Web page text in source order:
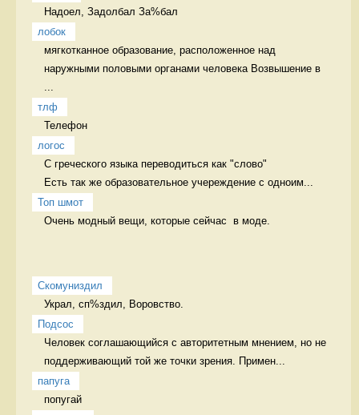
Надоел, Задолбал За%бал
лобок
мягкотканное образование, расположенное над
наружными половыми органами человека Возвышение в
тлф
Телефон
логос
С греческого языка переводиться как "слово"
Есть так же образовательное учереждение с одноим...
Топ шмот
Очень модный вещи, которые сейчас  в моде.
Скомуниздил
Украл, сп%здил, Воровство.
Подсос
Человек соглашающийся с авторитетным мнением, но не
поддерживающий той же точки зрения. Примен...
папуга
попугай